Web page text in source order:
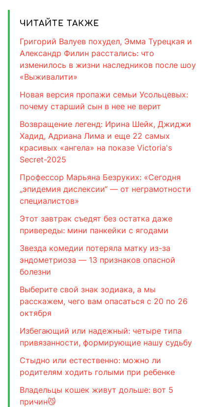
ЧИТАЙТЕ ТАКЖЕ
Григорий Валуев похудел, Эмма Турецкая и
Александр Филин расстались: что
изменилось в жизни наследников после шоу
«Выживалити»
Новая версия пропажи семьи Усольцевых:
почему старший сын в нее не верит
Возвращение легенд: Ирина Шейк, Джиджи
Хадид, Адриана Лима и еще 22 самых
красивых «ангела» на показе Victoria's
Secret-2025
Профессор Марьяна Безруких: «Сегодня
„эпидемия дислексии“ — от неграмотности
специалистов»
Этот завтрак съедят без остатка даже
привереды: мини панкейки с ягодами
Звезда комедии потеряла матку из-за
эндометриоза — 13 признаков опасной
болезни
Выберите свой знак зодиака, а мы
расскажем, чего вам опасаться с 20 по 26
октября
Избегающий или надежный: четыре типа
привязанности, формирующие нашу судьбу
Стыдно или естественно: можно ли
родителям ходить голыми при ребенке
Владельцы кошек живут дольше: вот 5
причин😼